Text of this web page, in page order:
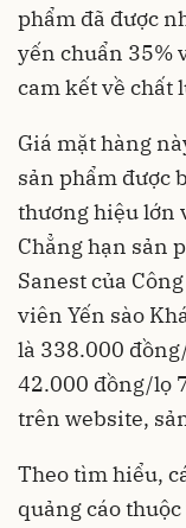
phẩm đã được
yến chuẩn 35%
cam kết về chất
Giá mặt hàng
sản phẩm được
thương hiệu lớn
Chẳng hạn sản
Sanest của
viên Yến sào
là 338.000
42.000 đồng/lọ
trên website,
Theo tìm hiểu,
quảng cáo